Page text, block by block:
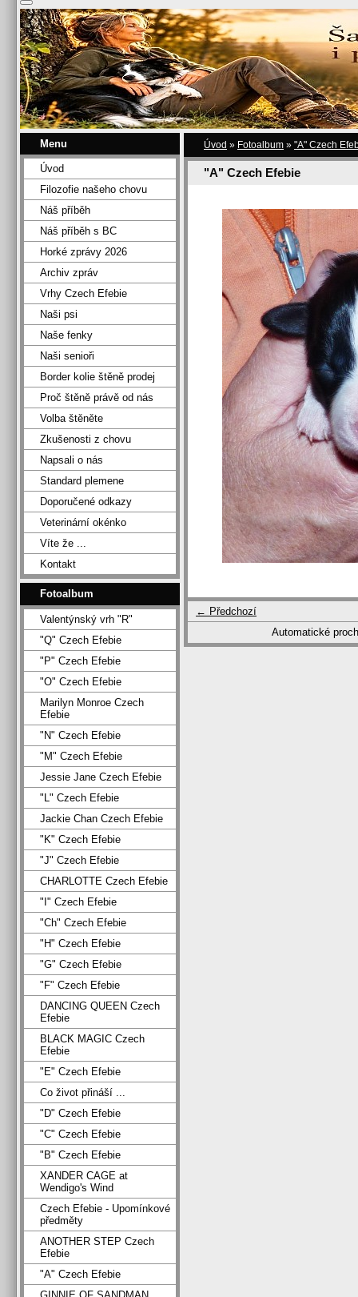
Úvod » Fotoalbum » "A" Czech
"A" Czech Efebie
← Předchozí
Automatické
Menu
Úvod
Filozofie našeho chovu
Náš příběh
Náš příběh s BC
Horké zprávy 2026
Archiv zpráv
Vrhy Czech Efebie
Naši psi
Naše fenky
Naši senioři
Border kolie štěně prodej
Proč štěně právě od nás
Volba štěněte
Zkušenosti z chovu
Napsali o nás
Standard plemene
Doporučené odkazy
Veterinární okénko
Víte že ...
Kontakt
Fotoalbum
Valentýnský vrh "R"
"Q" Czech Efebie
"P" Czech Efebie
"O" Czech Efebie
Marilyn Monroe Czech
Efebie
"N" Czech Efebie
"M" Czech Efebie
Jessie Jane Czech Efebie
"L" Czech Efebie
Jackie Chan Czech Efebie
"K" Czech Efebie
"J" Czech Efebie
CHARLOTTE Czech Efebie
"I" Czech Efebie
"Ch" Czech Efebie
"H" Czech Efebie
"G" Czech Efebie
"F" Czech Efebie
DANCING QUEEN Czech
Efebie
BLACK MAGIC Czech
Efebie
"E" Czech Efebie
Co život přináší ...
"D" Czech Efebie
"C" Czech Efebie
"B" Czech Efebie
XANDER CAGE at
Wendigo's Wind
Czech Efebie - Upomínkové
předměty
ANOTHER STEP Czech
Efebie
"A" Czech Efebie